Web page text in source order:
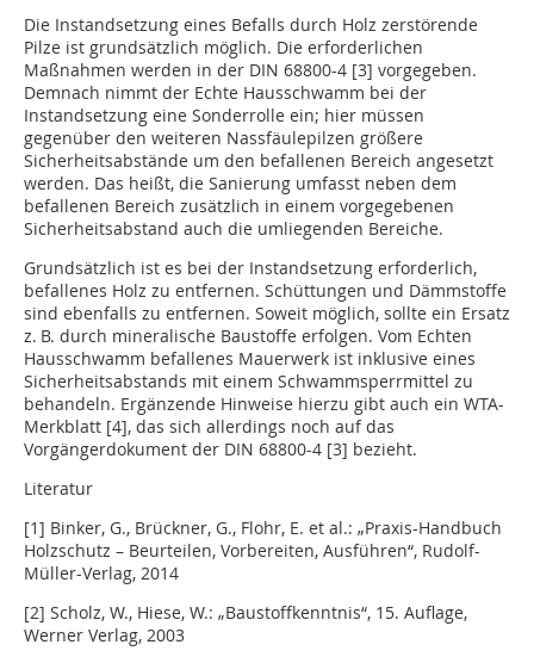
Die Instandsetzung eines Befalls durch Holz zerstörende
Pilze ist grundsätzlich möglich. Die erforderlichen
Maßnahmen werden in der DIN 68800-4 [3] vorgegeben.
Demnach nimmt der Echte Hausschwamm bei der
Instandsetzung eine Sonderrolle ein; hier müssen
gegenüber den weiteren Nassfäulepilzen größere
Sicherheitsabstände um den befallenen Bereich angesetzt
werden. Das heißt, die Sanierung umfasst neben dem
befallenen Bereich zusätzlich in einem vorgegebenen
Sicherheitsabstand auch die umliegenden Bereiche.
Grundsätzlich ist es bei der Instandsetzung erforderlich,
befallenes Holz zu entfernen. Schüttungen und Dämmstoffe
sind ebenfalls zu entfernen. Soweit möglich, sollte ein Ersatz
z. B. durch mineralische Baustoffe erfolgen. Vom Echten
Hausschwamm befallenes Mauerwerk ist inklusive eines
Sicherheitsabstands mit einem Schwammsperrmittel zu
behandeln. Ergänzende Hinweise hierzu gibt auch ein WTA-
Merkblatt [4], das sich allerdings noch auf das
Vorgängerdokument der DIN 68800-4 [3] bezieht.
Literatur
[1] Binker, G., Brückner, G., Flohr, E. et al.: „Praxis-Handbuch
Holzschutz – Beurteilen, Vorbereiten, Ausführen“, Rudolf-
Müller-Verlag, 2014
[2] Scholz, W., Hiese, W.: „Baustoffkenntnis“, 15. Auflage,
Werner Verlag, 2003